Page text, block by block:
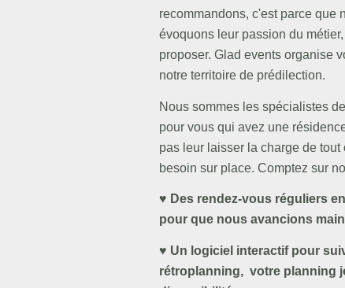
recommandons, c'est parce que
évoquons leur passion du
proposer. Glad events organise
notre territoire de prédilection.
Nous sommes les spécialistes
pour vous qui avez une
pas leur laisser la charge de
besoin sur place. Comptez sur
♥ Des rendez-vous réguliers
pour que nous avancions
♥ Un logiciel interactif pour
rétroplanning, votre planning